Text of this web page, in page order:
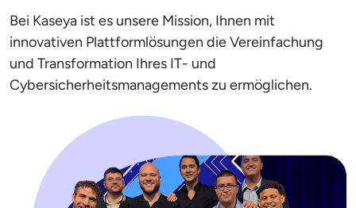
Bei Kaseya ist es unsere Mission, Ihnen mit
innovativen Plattformlösungen die Vereinfachung
und Transformation Ihres IT- und
Cybersicherheitsmanagements zu ermöglichen.